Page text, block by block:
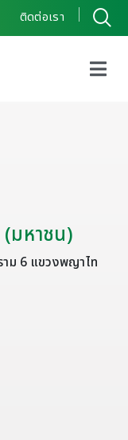
ติดต่อเรา
มหาชน)
ม 6 แขวงพญาไท